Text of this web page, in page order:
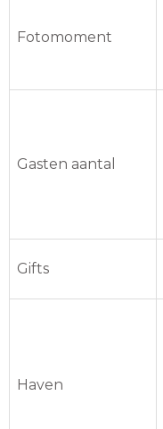
Fotomoment
Gasten aantal
Gifts
Haven